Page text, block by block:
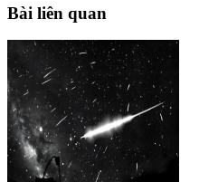
Bài liên quan